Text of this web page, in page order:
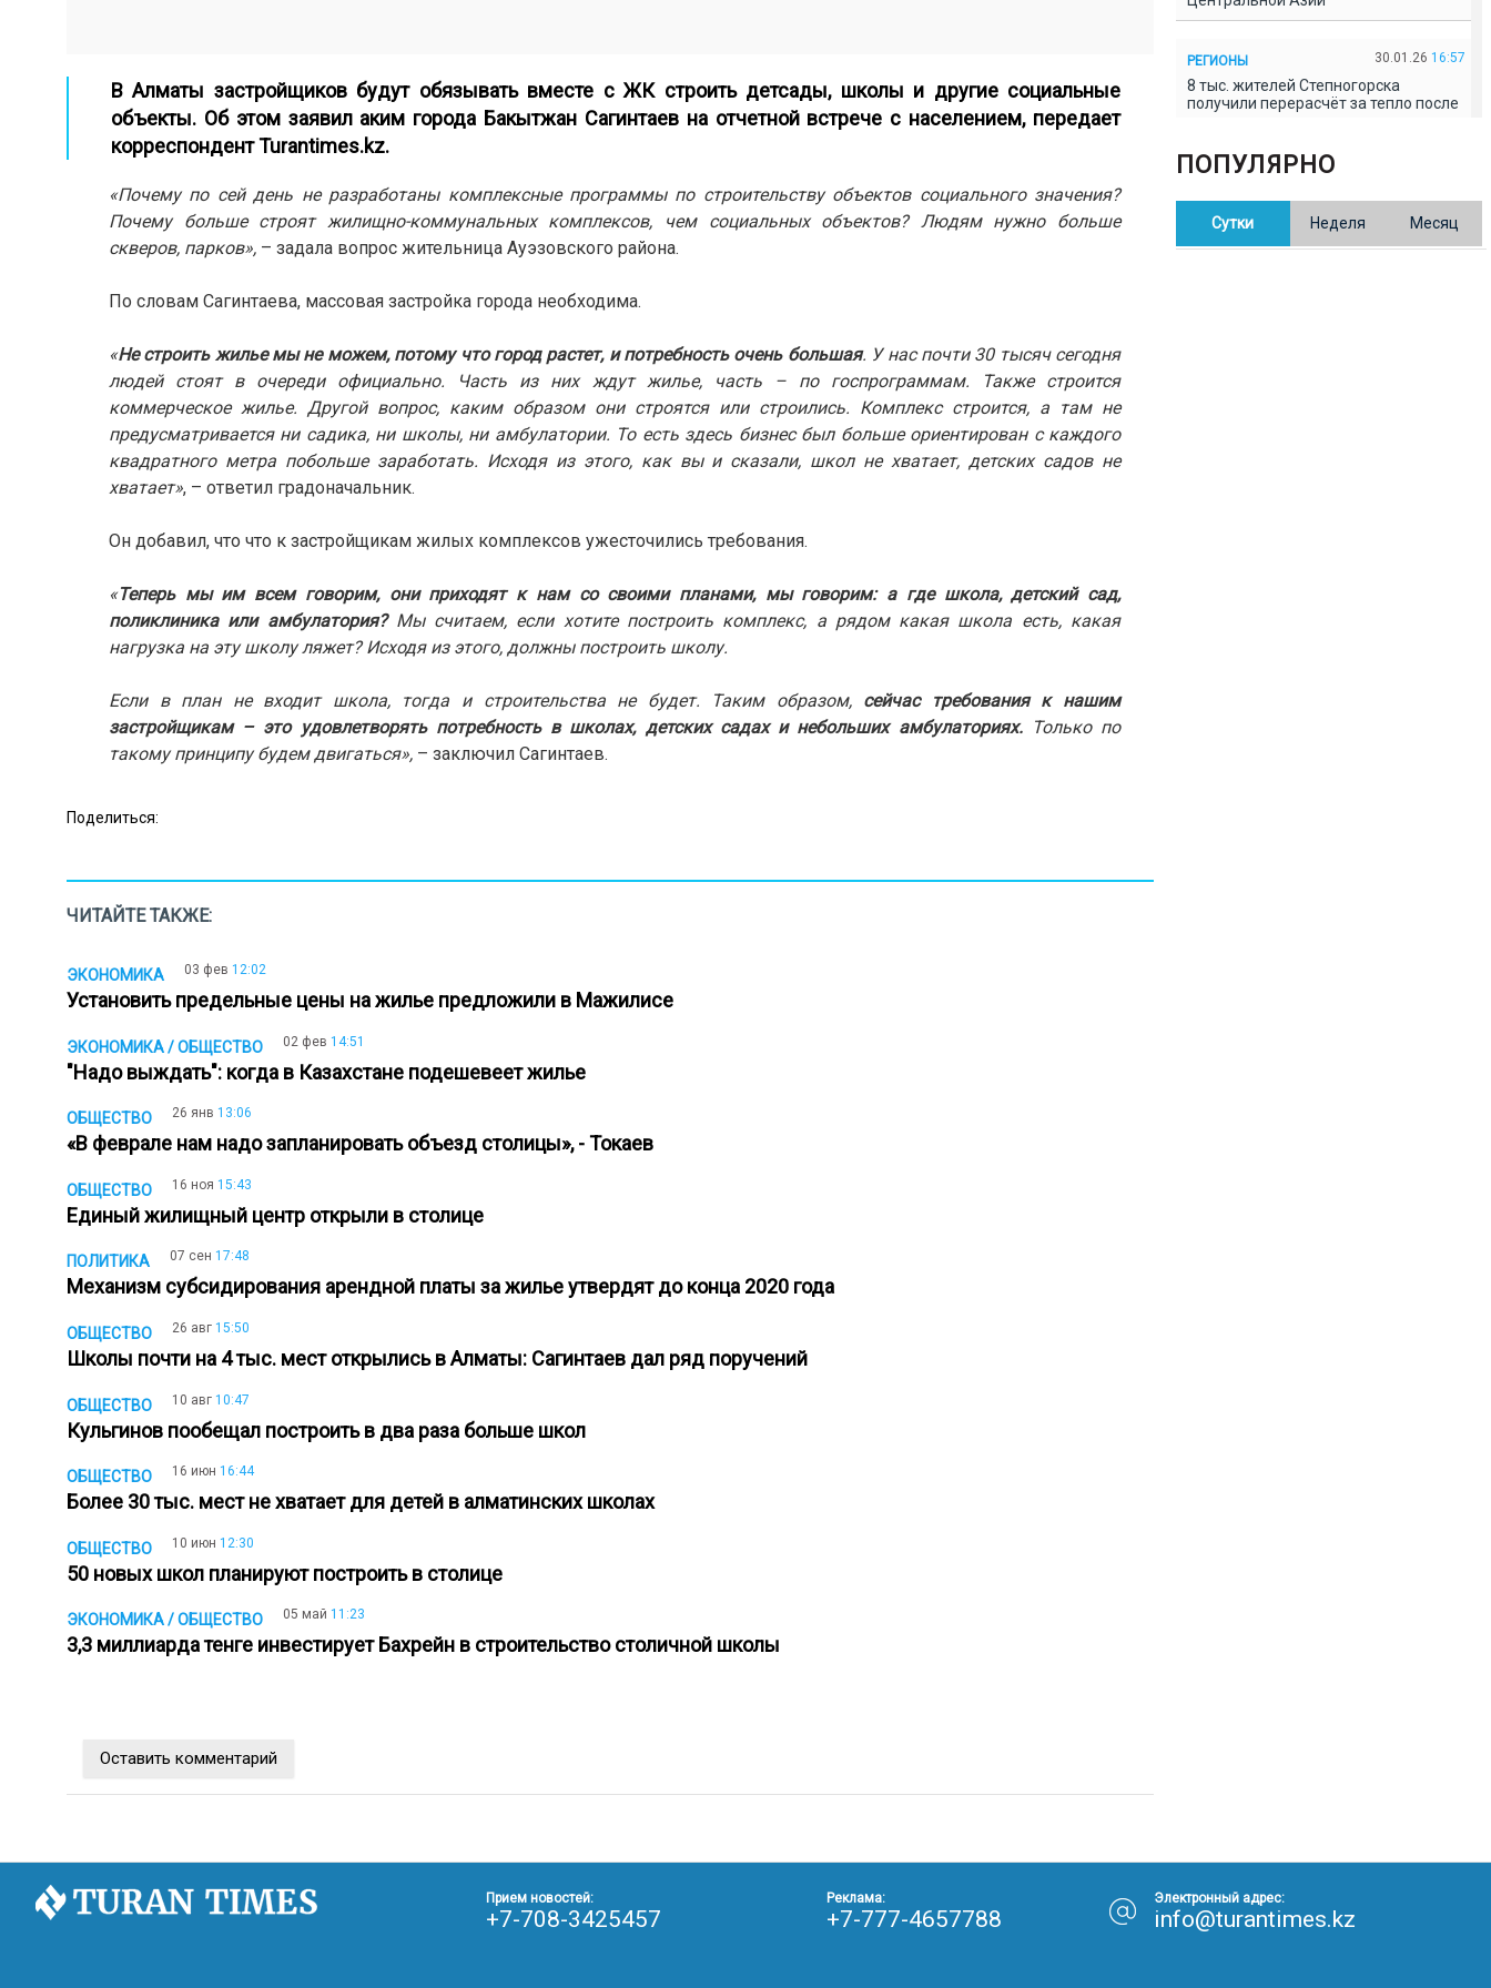
В Алматы застройщиков будут обязывать вместе с ЖК строить детсады, школы и другие социальные
объекты. Об этом заявил аким города Бакытжан Сагинтаев на отчетной встрече с населением, передает
корреспондентTurantimes.kz.
«Почему по сей день не разработаны комплексные программы по строительству объектов социального значения?
Почему больше строят жилищно-коммунальных комплексов, чем социальных объектов? Людям нужно больше
скверов, парков», – задала вопрос жительница Ауэзовского района.
По словам Сагинтаева, массовая застройка города необходима.
«Не строить жилье мы не можем, потому что город растет, и потребность очень большая. У нас почти 30 тысяч сегодня
людей стоят в очереди официально. Часть из них ждут жилье, часть – по госпрограммам. Также строится
коммерческое жилье. Другой вопрос, каким образом они строятся или строились. Комплекс строится, а там не
предусматривается ни садика, ни школы, ни амбулатории. То есть здесь бизнес был больше ориентирован с каждого
квадратного метра побольше заработать. Исходя из этого, как вы и сказали, школ не хватает, детских садов не
хватает», – ответил градоначальник.
Он добавил, что что к застройщикам жилых комплексов ужесточились требования.
«Теперь мы им всем говорим, они приходят к нам со своими планами, мы говорим: а где школа, детский сад,
поликлиника или амбулатория? Мы считаем, если хотите построить комплекс, а рядом какая школа есть, какая
нагрузка на эту школу ляжет? Исходя из этого, должны построить школу.
Если в план не входит школа, тогда и строительства не будет. Таким образом, сейчас требования к нашим
застройщикам – это удовлетворять потребность в школах, детских садах и небольших амбулаториях.Только по
такому принципу будем двигаться», – заключил Сагинтаев.
Поделиться:
ЧИТАЙТЕ ТАКЖЕ:
ЭКОНОМИКА 03 фев 12:02
Установить предельные цены на жилье предложили в Мажилисе
ЭКОНОМИКА / ОБЩЕСТВО 02 фев 14:51
"Надо выждать": когда в Казахстане подешевеет жилье
ОБЩЕСТВО 26 янв 13:06
«В феврале нам надо запланировать объезд столицы», - Токаев
ОБЩЕСТВО 16 ноя 15:43
Единый жилищный центр открыли в столице
ПОЛИТИКА 07 сен 17:48
Механизм субсидирования арендной платы за жилье утвердят до конца 2020 года
ОБЩЕСТВО 26 авг 15:50
Школы почти на 4 тыс. мест открылись в Алматы: Сагинтаев дал ряд поручений
ОБЩЕСТВО 10 авг 10:47
Кульгинов пообещал построить в два раза больше школ
ОБЩЕСТВО 16 июн 16:44
Более 30 тыс. мест не хватает для детей в алматинских школах
ОБЩЕСТВО 10 июн 12:30
50 новых школ планируют построить в столице
ЭКОНОМИКА / ОБЩЕСТВО 05 май 11:23
3,3 миллиарда тенге инвестирует Бахрейн в строительство столичной школы
Оставить комментарий
РЕГИОНЫ 30.01.26 16:57
8 тыс. жителей Степногорска
получили перерасчёт за тепло после
В Казахстане готовят новую
редакцию Конституции: меняется
ПОПУЛЯРНО
Сутки Неделя Месяц
Прием новостей:
+7-708-3425457
Реклама:
+7-777-4657788
Электронный адрес:
info@turantimes.kz